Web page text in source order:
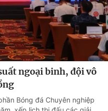
ngoại binh, đội vô
Bóng đá Chuyên nghiệp